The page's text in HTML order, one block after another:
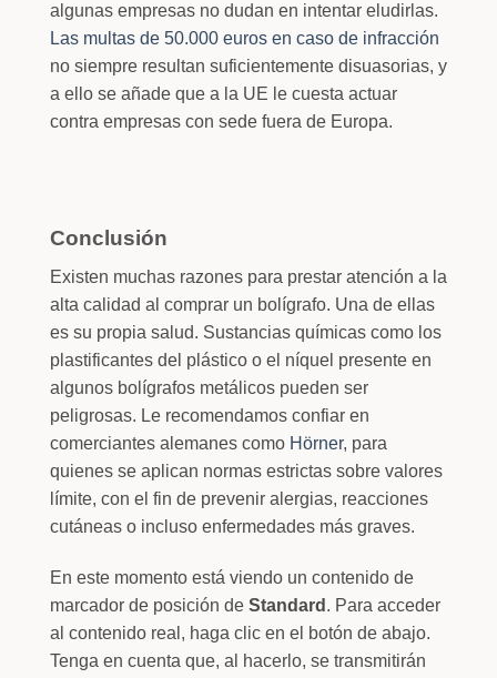
algunas empresas no dudan en intentar eludirlas.
Las multas de 50.000 euros en caso de infracción
no siempre resultan suficientemente disuasorias, y
a ello se añade que a la UE le cuesta actuar
contra empresas con sede fuera de Europa.
Conclusión
Existen muchas razones para prestar atención a la
alta calidad al comprar un bolígrafo. Una de ellas
es su propia salud. Sustancias químicas como los
plastificantes del plástico o el níquel presente en
algunos bolígrafos metálicos pueden ser
peligrosas. Le recomendamos confiar en
comerciantes alemanes como Hörner, para
quienes se aplican normas estrictas sobre valores
límite, con el fin de prevenir alergias, reacciones
cutáneas o incluso enfermedades más graves.
En este momento está viendo un contenido de
marcador de posición de Standard . Para acceder
al contenido real, haga clic en el botón de abajo.
Tenga en cuenta que, al hacerlo, se transmitirán